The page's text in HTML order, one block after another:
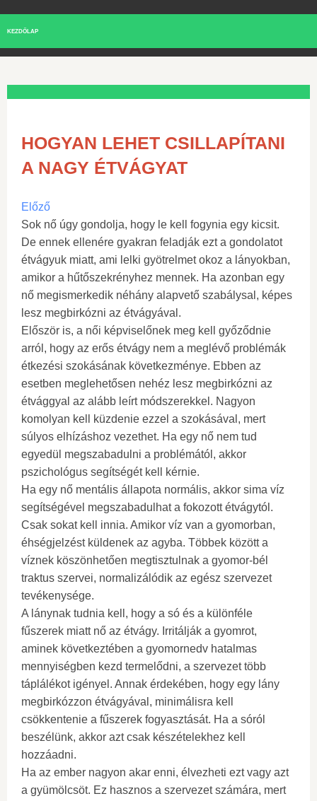
KEZDŐLAP
HOGYAN LEHET CSILLAPÍTANI
A NAGY ÉTVÁGYAT
Előző
Sok nő úgy gondolja, hogy le kell fogynia egy kicsit.
De ennek ellenére gyakran feladják ezt a gondolatot
étvágyuk miatt, ami lelki gyötrelmet okoz a lányokban,
amikor a hűtőszekrényhez mennek. Ha azonban egy
nő megismerkedik néhány alapvető szabálysal, képes
lesz megbirkózni az étvágyával.
Először is, a női képviselőnek meg kell győződnie
arról, hogy az erős étvágy nem a meglévő problémák
étkezési szokásának következménye. Ebben az
esetben meglehetősen nehéz lesz megbirkózni az
étvággyal az alább leírt módszerekkel. Nagyon
komolyan kell küzdenie ezzel a szokásával, mert
súlyos elhízáshoz vezethet. Ha egy nő nem tud
egyedül megszabadulni a problémától, akkor
pszichológus segítségét kell kérnie.
Ha egy nő mentális állapota normális, akkor sima víz
segítségével megszabadulhat a fokozott étvágytól.
Csak sokat kell innia. Amikor víz van a gyomorban,
éhségjelzést küldenek az agyba. Többek között a
víznek köszönhetően megtisztulnak a gyomor-bél
traktus szervei, normalizálódik az egész szervezet
tevékenysége.
A lánynak tudnia kell, hogy a só és a különféle
fűszerek miatt nő az étvágy. Irritálják a gyomrot,
aminek következtében a gyomornedv hatalmas
mennyiségben kezd termelődni, a szervezet több
táplálékot igényel. Annak érdekében, hogy egy lány
megbirkózzon étvágyával, minimálisra kell
csökkentenie a fűszerek fogyasztását. Ha a sóról
beszélünk, akkor azt csak készételekhez kell
hozzáadni.
Ha az ember nagyon akar enni, élvezheti ezt vagy azt
a gyümölcsöt. Ez hasznos a szervezet számára, mert